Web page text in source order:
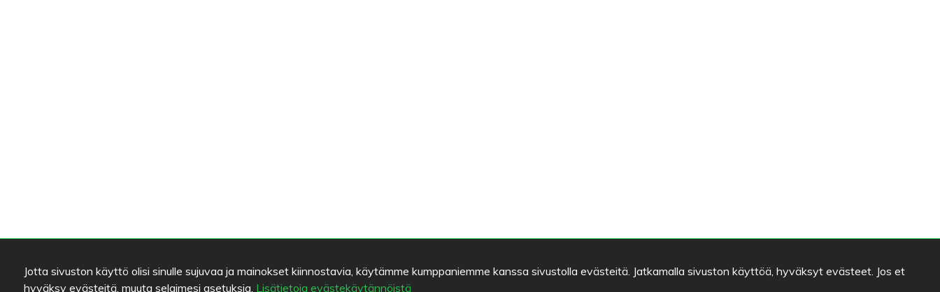
Jotta sivuston käyttö olisi sinulle sujuvaa ja mainokset kiinnostavia, käytämme kumppaniemme kanssa sivustolla evästeitä. Jatkamalla sivuston käyttöä, hyväksyt evästeet. Jos et
hyväksy evästeitä, muuta selaimesi asetuksia. Lisätietoja evästekäytännöistä